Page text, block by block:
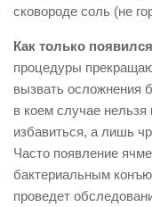
сковороде соль (не
Как только
процедуры
вызвать осложнения
в коем случае
избавиться, а лишь
Часто появление
бактериальным
проведет